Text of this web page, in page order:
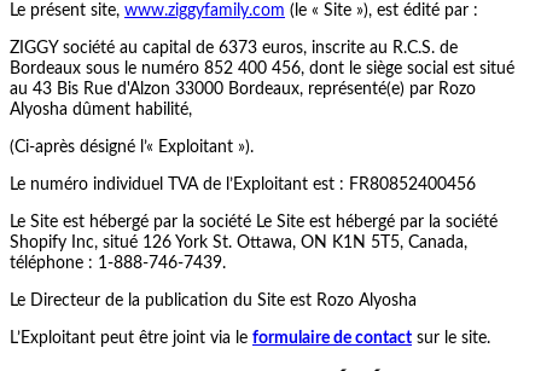
Le présent site, www.ziggyfamily.com (le « Site »), est édité par :
ZIGGY société au capital de 6373 euros, inscrite au R.C.S. de
Bordeaux sous le numéro 852 400 456, dont le siège social est situé
au 43 Bis Rue d'Alzon 33000 Bordeaux, représenté(e) par Rozo
Alyosha dûment habilité,
(Ci-après désigné l’« Exploitant »).
Le numéro individuel TVA de l’Exploitant est : FR80852400456
Le Site est hébergé par la société Le Site est hébergé par la société
Shopify Inc, situé 126 York St. Ottawa, ON K1N 5T5, Canada,
téléphone : 1-888-746-7439.
Le Directeur de la publication du Site est Rozo Alyosha
L’Exploitant peut être joint via le formulaire de contact sur le site.